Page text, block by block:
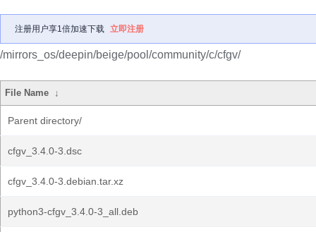
注册用户享1倍加速下载 立即注册
/mirrors_os/deepin/beige/pool/community/c/cfgv/
File Name ↓
Parent directory/
cfgv_3.4.0-3.dsc
cfgv_3.4.0-3.debian.tar.xz
python3-cfgv_3.4.0-3_all.deb